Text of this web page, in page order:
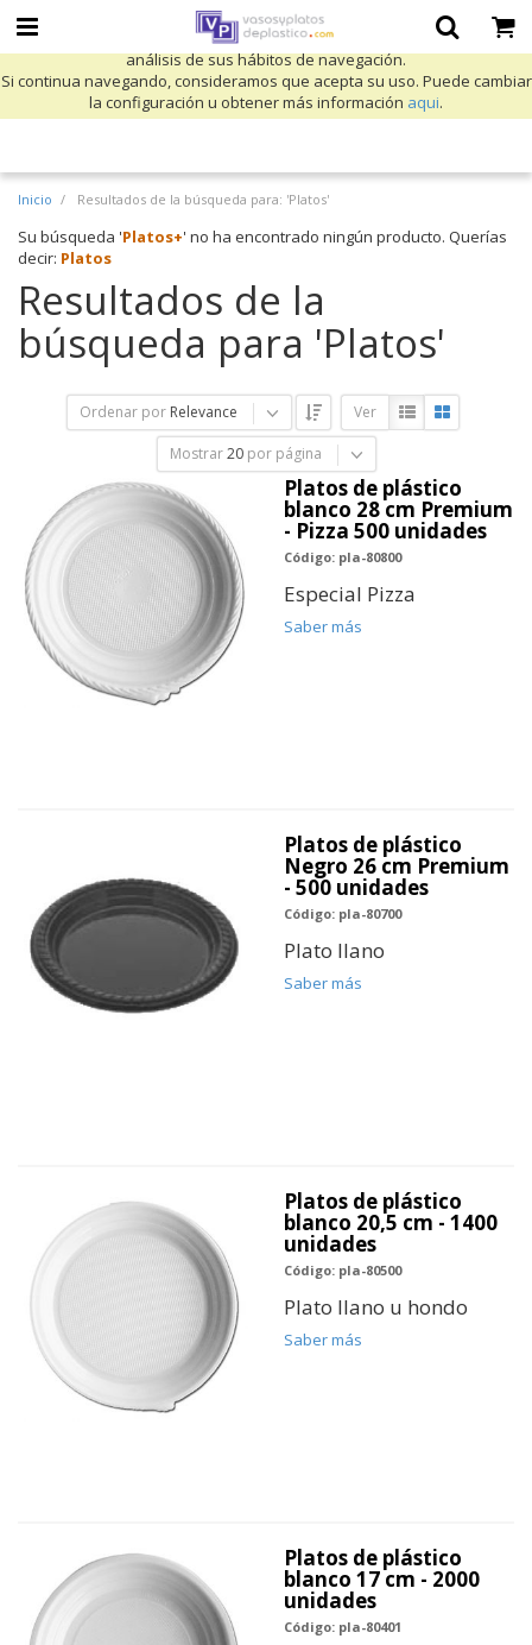
Utilizamos cookies propias y de terceros para mejorar nuestros servicios
y mostrarle publicidad relacionada con sus preferencias mediante el
análisis de sus hábitos de navegación.
Si continua navegando, consideramos que acepta su uso. Puede cambiar
la configuración u obtener más información aqui.
Inicio Resultados de la búsqueda para: 'Platos'
Su búsqueda 'Platos+' no ha encontrado ningún producto. Querías
decir: Platos
Resultados de la
búsqueda para 'Platos'
Ordenar por Relevance Ver
Mostrar 20 por página
Platos de plástico
blanco 28 cm Premium
- Pizza 500 unidades
Código: pla-80800
Especial Pizza
Saber más
Platos de plástico
Negro 26 cm Premium
- 500 unidades
Código: pla-80700
Plato llano
Saber más
Platos de plástico
blanco 20,5 cm - 1400
unidades
Código: pla-80500
Plato llano u hondo
Saber más
Platos de plástico
blanco 17 cm - 2000
unidades
Código: pla-80401